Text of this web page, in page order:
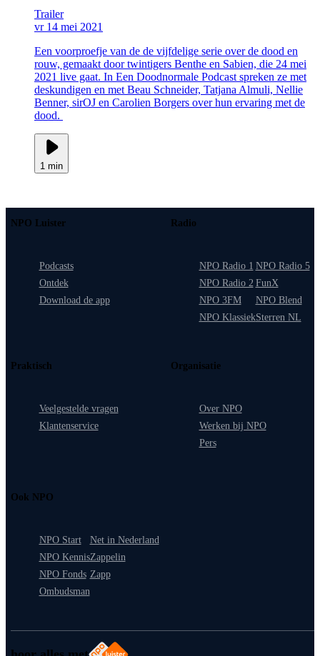
Trailer
vr 14 mei 2021
Een voorproefje van de de vijfdelige serie over de dood en
rouw, gemaakt door twintigers Benthe en Sabien, die 24 mei
2021 live gaat. In Een Doodnormale Podcast spreken ze met
deskundigen en met Beau Schneider, Tatjana Almuli, Nellie
Benner, sirOJ en Carolien Borgers over hun ervaring met de
dood.
1 min
NPO Luister
Podcasts
Ontdek
Download de app
Radio
NPO Radio 1
NPO Radio 2
NPO 3FM
NPO Klassiek
NPO Radio 5
FunX
NPO Blend
Sterren NL
Praktisch
Veelgestelde vragen
Klantenservice
Organisatie
Over NPO
Werken bij NPO
Pers
Ook NPO
NPO Start
NPO Kennis
NPO Fonds
Ombudsman
Net in Nederland
Zappelin
Zapp